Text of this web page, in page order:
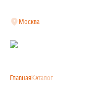
Москва
ГлавнаяКаталог